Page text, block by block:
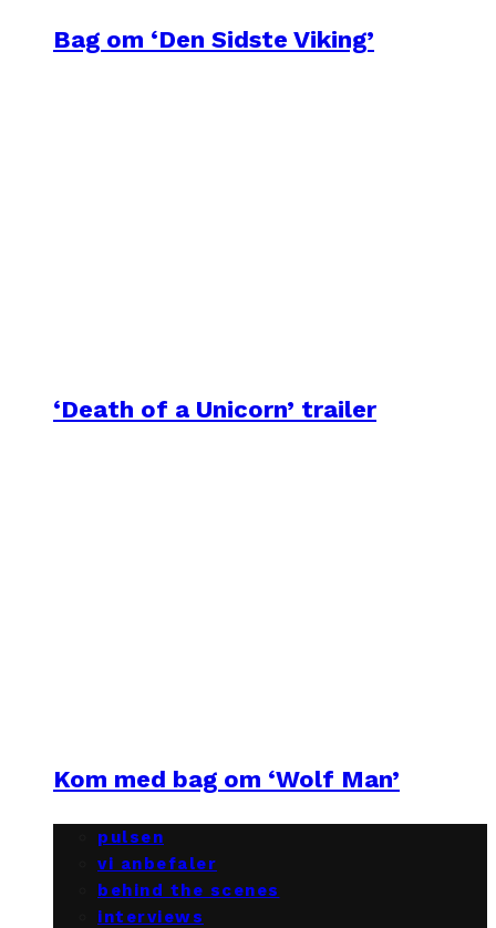
Bag om ‘Den Sidste Viking’
‘Death of a Unicorn’ trailer
Kom med bag om ‘Wolf Man’
pulsen
vi anbefaler
behind the scenes
interviews